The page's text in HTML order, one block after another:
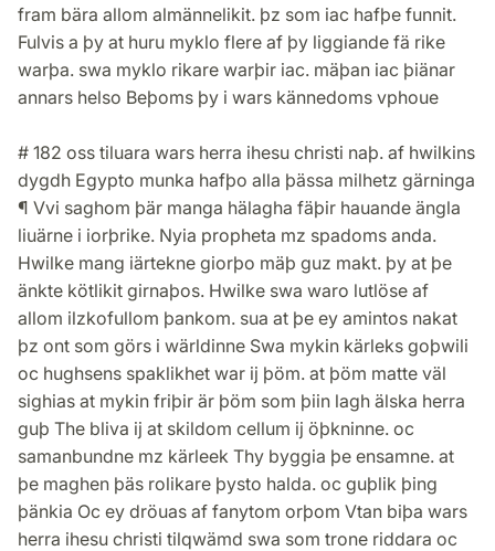
fram bära allom almännelikit. þz som iac hafþe funnit.
Fulvis a þy at huru myklo flere af þy liggiande fä rike
warþa. swa myklo rikare warþir iac. mäþan iac þiänar
annars helso Beþoms þy i wars kännedoms vphoue
# 182 oss tiluara wars herra ihesu christi naþ. af hwilkins
dygdh Egypto munka hafþo alla þässa milhetz gärninga
¶ Vvi saghom þär manga hälagha fäþir hauande ängla
liuärne i iorþrike. Nyia propheta mz spadoms anda.
Hwilke mang iärtekne giorþo mäþ guz makt. þy at þe
änkte kötlikit girnaþos. Hwilke swa waro lutlöse af
allom ilzkofullom þankom. sua at þe ey amintos nakat
þz ont som görs i wärldinne Swa mykin kärleks goþwili
oc hughsens spaklikhet war ij þöm. at þöm matte väl
sighias at mykin friþir är þöm som þiin lagh älska herra
guþ The bliva ij at skildom cellum ij öþkninne. oc
samanbundne mz kärleek Thy byggia þe ensamne. at
þe maghen þäs rolikare þysto halda. oc guþlik þing
þänkia Oc ey dröuas af fanytom orþom Vtan biþa wars
herra ihesu christi tilqwämd swa som trone riddara oc